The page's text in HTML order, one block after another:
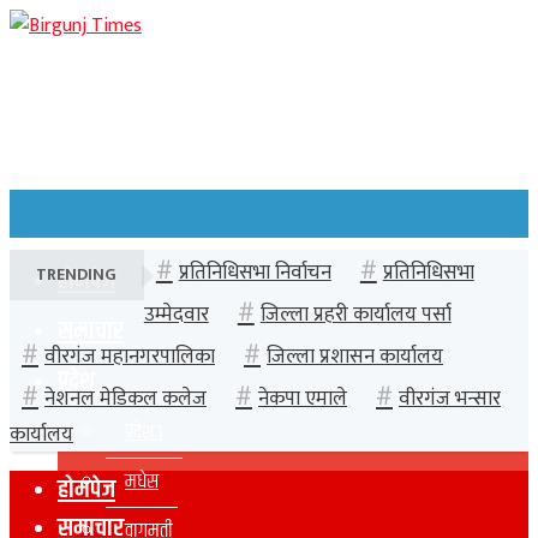
होमपेज
प्रदेश
मधेस
वागमती
TRENDING प्रतिनिधिसभा निर्वाचन
प्रतिनिधिसभा
उम्मेदवार
जिल्ला प्रहरी कार्यालय पर्सा
वीरगंज महानगरपालिका
जिल्ला प्रशासन कार्यालय
नेशनल मेडिकल कलेज
नेकपा एमाले
वीरगंज भन्सार
कार्यालय
होमपेज
समाचार